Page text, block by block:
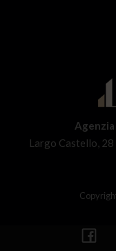
Largo Castello,